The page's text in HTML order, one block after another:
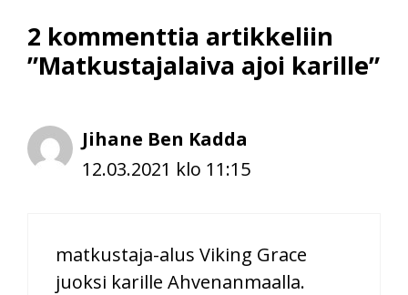
2 kommenttia artikkeliin
”Matkustajalaiva ajoi karille”
Jihane Ben Kadda
12.03.2021 klo 11:15
matkustaja-alus Viking Grace
juoksi karille Ahvenanmaalla.